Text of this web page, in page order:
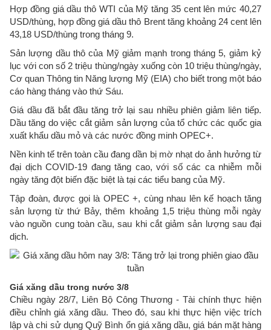
Hợp đồng giá dầu thô WTI của Mỹ tăng 35 cent lên mức 40,27
USD/thùng, hợp đồng giá dầu thô Brent tăng khoảng 24 cent lên
43,18 USD/thùng trong tháng 9.
Sản lượng dầu thô của Mỹ giảm mạnh trong tháng 5, giảm kỷ
lục với con số 2 triệu thùng/ngày xuống còn 10 triệu thùng/ngày,
Cơ quan Thông tin Năng lượng Mỹ (EIA) cho biết trong một báo
cáo hàng tháng vào thứ Sáu.
Giá dầu đã bắt đầu tăng trở lại sau nhiều phiên giảm liên tiếp.
Dầu tăng do việc cắt giảm sản lượng của tổ chức các quốc gia
xuất khẩu dầu mỏ và các nước đồng minh OPEC+.
Nền kinh tế trên toàn cầu đang dần bị mờ nhạt do ảnh hưởng từ
đại dịch COVID-19 đang tăng cao, với số các ca nhiễm mỗi
ngày tăng đột biến đặc biệt là tại các tiểu bang của Mỹ.
Tập đoàn, được gọi là OPEC +, cùng nhau lên kế hoạch tăng
sản lượng từ thứ Bảy, thêm khoảng 1,5 triệu thùng mỗi ngày
vào nguồn cung toàn cầu, sau khi cắt giảm sản lượng sau đại
dịch.
Giá xăng dầu trong nước 3/8
Chiều ngày 28/7, Liên Bộ Công Thương - Tài chính thực hiện
điều chỉnh giá xăng dầu. Theo đó, sau khi thực hiện việc trích
lập và chi sử dụng Quỹ Bình ổn giá xăng dầu, giá bán mặt hàng